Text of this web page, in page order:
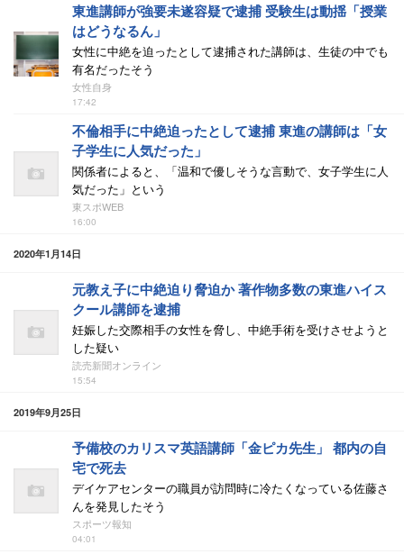
東進講師が強要未遂容疑で逮捕 受験生は動揺「授業
はどうなるん」
女性に中絶を迫ったとして逮捕された講師は、生徒の中でも
有名だったそう
女性自身
17:42
不倫相手に中絶迫ったとして逮捕 東進の講師は「女
子学生に人気だった」
関係者によると、「温和で優しそうな言動で、女子学生に人
気だった」という
東スポWEB
16:00
2020年1月14日
元教え子に中絶迫り脅迫か 著作物多数の東進ハイス
クール講師を逮捕
妊娠した交際相手の女性を脅し、中絶手術を受けさせようと
した疑い
読売新聞オンライン
15:54
2019年9月25日
予備校のカリスマ英語講師「金ピカ先生」 都内の自
宅で死去
デイケアセンターの職員が訪問時に冷たくなっている佐藤さ
んを発見したそう
スポーツ報知
04:01